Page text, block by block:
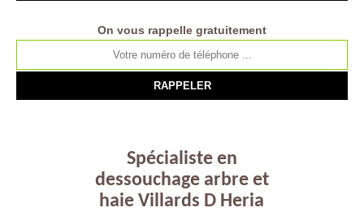
On vous rappelle gratuitement
Spécialiste en
dessouchage arbre et
haie Villards D Heria